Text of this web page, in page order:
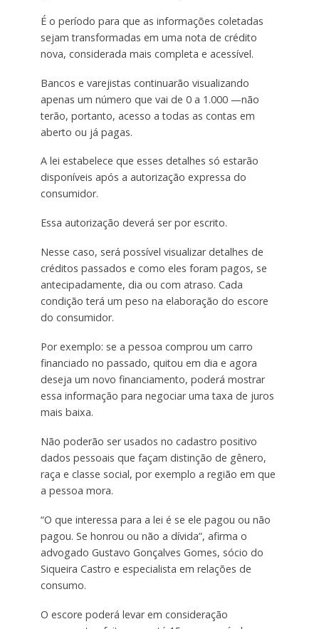
É o período para que as informações coletadas
sejam transformadas em uma nota de crédito
nova, considerada mais completa e acessível.
Bancos e varejistas continuarão visualizando
apenas um número que vai de 0 a 1.000 —não
terão, portanto, acesso a todas as contas em
aberto ou já pagas.
A lei estabelece que esses detalhes só estarão
disponíveis após a autorização expressa do
consumidor.
Essa autorização deverá ser por escrito.
Nesse caso, será possível visualizar detalhes de
créditos passados e como eles foram pagos, se
antecipadamente, dia ou com atraso. Cada
condição terá um peso na elaboração do escore
do consumidor.
Por exemplo: se a pessoa comprou um carro
financiado no passado, quitou em dia e agora
deseja um novo financiamento, poderá mostrar
essa informação para negociar uma taxa de juros
mais baixa.
Não poderão ser usados no cadastro positivo
dados pessoais que façam distinção de gênero,
raça e classe social, por exemplo a região em que
a pessoa mora.
“O que interessa para a lei é se ele pagou ou não
pagou. Se honrou ou não a dívida”, afirma o
advogado Gustavo Gonçalves Gomes, sócio do
Siqueira Castro e especialista em relações de
consumo.
O escore poderá levar em consideração